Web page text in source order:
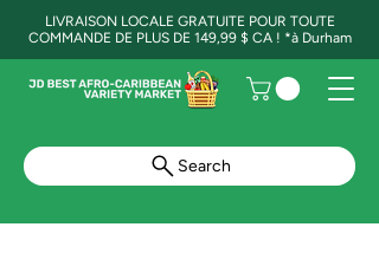
LIVRAISON LOCALE GRATUITE POUR TOUTE
COMMANDE DE PLUS DE 149,99 $ CA ! *à Durham
Search